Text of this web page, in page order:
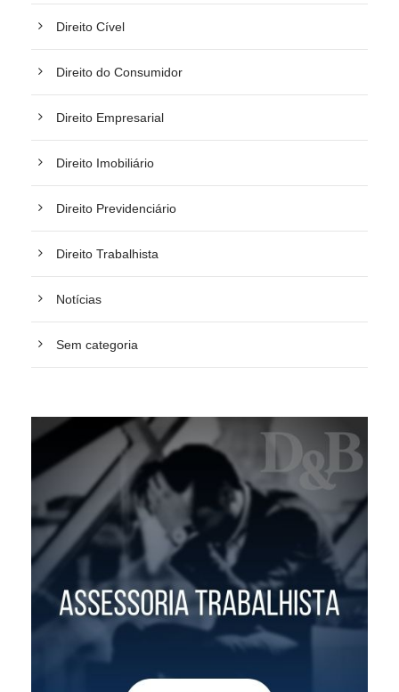
Direito Cível
Direito do Consumidor
Direito Empresarial
Direito Imobiliário
Direito Previdenciário
Direito Trabalhista
Notícias
Sem categoria